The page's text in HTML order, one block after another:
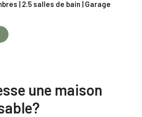
| 2.5 salles de bain | Garage
une maison